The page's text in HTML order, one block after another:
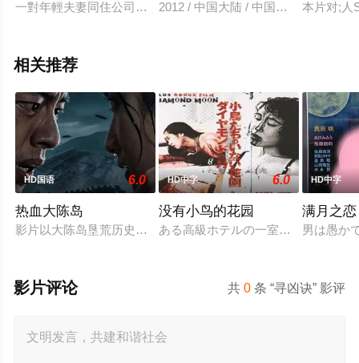
一對年輕夫妻同住公司宿舍，並計劃半年後要移民國外，不幸
2012 / 中国大陆 / 中国香港 / 郭富城,
本片对;人
相关推荐
HD国语 6.0
热血大陈岛
影片以大陈岛垦荒历史为创作底色，在尊重历史真实性的前提
HD中字 6.0
没有小鸟的花园
ある高級ホテルの一室に3組のカッ
HD中字
满月之恋
男は愚か
共0 条 “寻凶诀” 影评
影片评论